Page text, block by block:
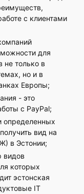
с клиентами
для
не только в
но и в
Европы;
- это
с PayPal;
определенных
вид на
в Эстонии;
видов
которых
эстонская
IT